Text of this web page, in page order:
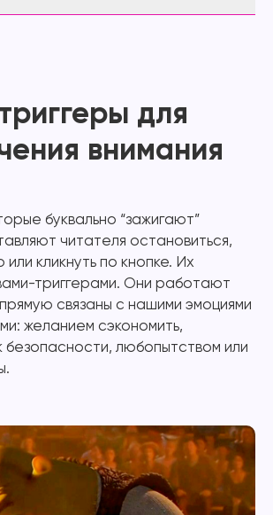
для
внимания
буквально “зажигают”
читателя остановиться,
или кликнуть по кнопке. Их
триггерами. Они работают
связаны с нашими эмоциями
желанием сэкономить,
безопасности, любопытством или